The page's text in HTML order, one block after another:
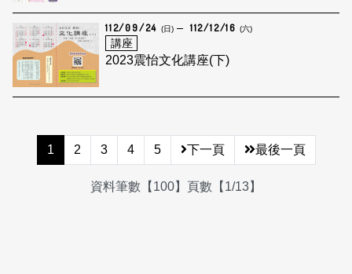
112/09/24 (日) 112/12/16 (六)
講座
2023震怡文化講座(下)
1 2 3 4 5 下一頁 最後一頁
資料筆數【100】頁數【1/13】